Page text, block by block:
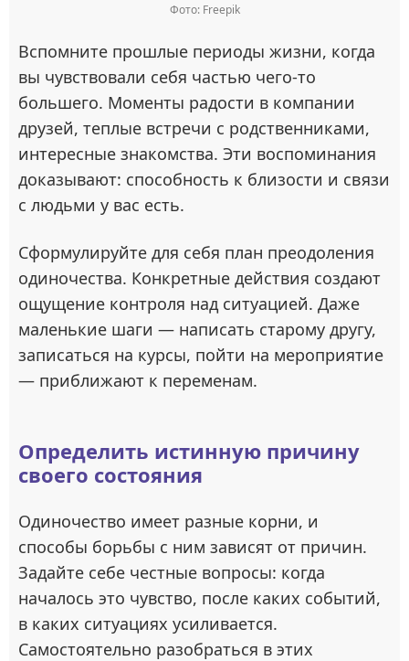
Фото: Freepik
Вспомните прошлые периоды жизни, когда
вы чувствовали себя частью чего-то
большего. Моменты радости в компании
друзей, теплые встречи с родственниками,
интересные знакомства. Эти воспоминания
доказывают: способность к близости и связи
с людьми у вас есть.
Сформулируйте для себя план преодоления
одиночества. Конкретные действия создают
ощущение контроля над ситуацией. Даже
маленькие шаги — написать старому другу,
записаться на курсы, пойти на мероприятие
— приближают к переменам.
Определить истинную причину
своего состояния
Одиночество имеет разные корни, и
способы борьбы с ним зависят от причин.
Задайте себе честные вопросы: когда
началось это чувство, после каких событий,
в каких ситуациях усиливается.
Самостоятельно разобраться в этих